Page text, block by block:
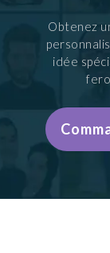
Obtenez
idée